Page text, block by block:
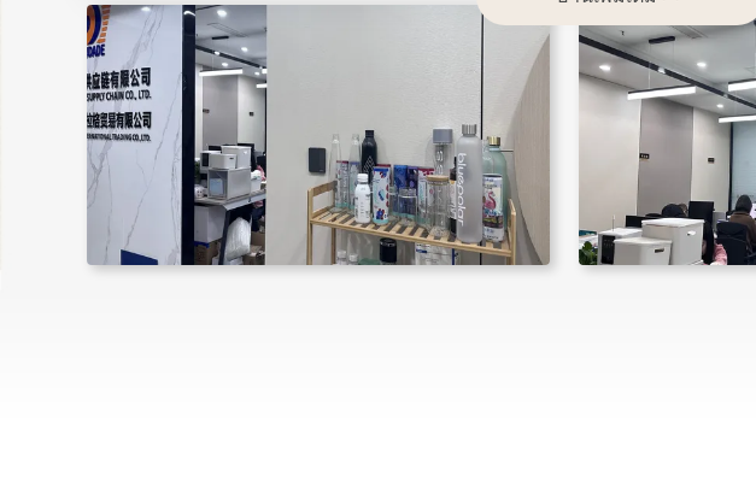
เพื่อตอบสนองความต้องการของแต่ละคนซีแมนให้ตัวเลือกที่เหมาะสมกับความต้องการของ
ลูกค้า. นอกจากนี้ ซีแมนยังมีทีมงานออกแบบที่มีพรสวรรค์ ที่นําความคิดสร้างสรรค์และ
นวัตกรรมมาสู่โต๊ะบริการการออกแบบของพวกเขามีผลิตคําตอบที่น่าสนใจและใช้งานได้ ที่
ดึงดูดความสนใจและยกย่องแบรนด์ไปสู่ความสูงใหม่. ด้วยความมุ่งมั่นอย่างแข็งแกร่งต่อ
ความเป็นเลิศ Chengdu Ziman International Trading Co., Ltd. ได้สร้างฐานะเป็นพันธมิตรที่
เชื่อถือได้ ส่งสินค้าที่มีคุณภาพดีที่สุดโลจิสติกส์ที่มีประสิทธิภาพด้วยการเหนือกว่าความคาด
หวังของลูกค้าอย่างต่อเนื่อง ซีแมนยังคงเป็นผู้นําในอุตสาหกรรมเครื่องดื่มกําหนดมาตรฐาน
ใหม่ของความเป็นเลิศและความพึงพอใจของลูกค้า. ผลิตภัณฑ์หลักของเราคือกระป๋องเครื่อง